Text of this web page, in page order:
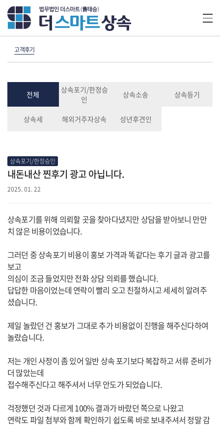
고객후기
전체
상속포기/한정승
인
상속소송 상속등기
상속세 해외거주자상속 성년후견인
상속포기/한정승인
내돈내산 찐후기 광고 아닙니다.
2025. 01. 22
상속포기를 위해 의뢰할 곳을 찾아다녔지만 상담을 받아보니 만만
치 않은 비용이었습니다.
그러던 중 상속포기 비용이 홍보 가격과 똑같다는 후기 글과 광고를
보고
의심이 조금 들었지만 전화 상담 의뢰를 했습니다.
답답한 마음이었는데 연락이 빨리 오고 친절하시고 세세히 알려주
셨습니다.
제일 놀랐던 건 홍보가 그대로 추가 비용없이 진행을 해주신다하여
놀랐습니다.
저는 개인 사정이 좀 있어 일반 상속 포기보다 복잡하고 서류 준비가
더 많았는데
접수해주신다고 해주셔서 너무 안도가 되었습니다.
걱정했던 것과 다르게 100% 결과가 바랐던 쪽으로 나왔고
연락도 파일 첨부와 함께 확인하기 쉽도록 바로 보내주셔서 정말 감